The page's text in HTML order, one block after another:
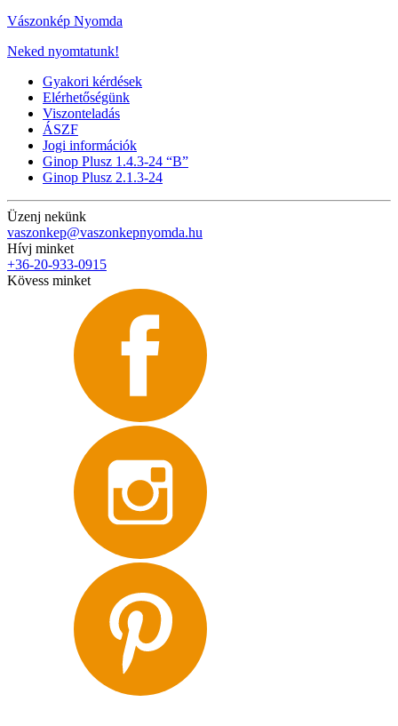
Vászonkép Nyomda
Neked nyomtatunk!
Gyakori kérdések
Elérhetőségünk
Viszonteladás
ÁSZF
Jogi információk
Ginop Plusz 1.4.3-24 “B”
Ginop Plusz 2.1.3-24
Üzenj nekünk
vaszonkep@vaszonkepnyomda.hu
Hívj minket
+36-20-933-0915
Kövess minket